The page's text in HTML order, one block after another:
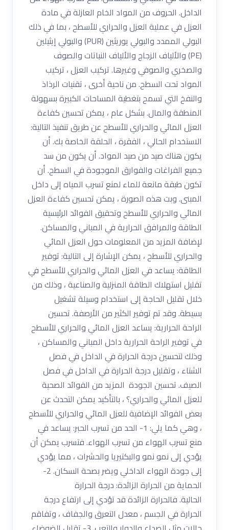
الداخل. الحروف من المواد الخام العازلة في مادة
العزل في عملية العزل والحراري للأسطح ، بما في ذلك
البولي الممدد والبولي يوريثين (PUR) والبولي إيثيلين
(PE) والألياف الزجاج والألياف النباتات والصوف
والصخري والصوفي وغيرها. تركيب العزل ، تركيب
المواد تحت السطح. من ناحية أخرى ، تقنيات الرذاذ
والنفخ التي تسمح بتغطية المساحات الكبيرة بسهولة
المنطقة والمال. بشكل عام ، يمكن تحسين كفاءة
العزل المائي والحراري للأسطح عن طريق تنفيذ التالية:
الاستخدام الحالي ، الفقرة ، الحلقة الخاصة بك. أن
يكون هناك صيد من صيد المواد. أن يكون من سد
جميع الفراغات والفوارق الموجودة في السطح. أن
تكون طبقة مانعة للماء لمنع تسرب المياه إلى داخل
المبنى. وبت هذه الصورة ، يمكن تحسين كفاءة العزل
المائي والحراري للأسطح وتحقيق الفوائد الرئيسية
الطاقة والمرافق الحرارية في المباني والمساكن.
لإضافة المزيد من المعلومات حول العزل المائي
والحراري للأسطح ، يمكن الإشارة إلى التالية: توفير
الطاقة: يساعد في العزل المائي والحراري للأسطح في
تقليل استهلاك الطاقة المنزلية والصناعية ، وذلك من
خلال تقليل الحاجة إلى استخدام وسيلة تشغيل
بسيطة. وقد تم توفير الكثير من الأرصفة. تحسين
الراحة الحرارية: يساعد العزل المائي والحراري للأسطح
في توفير الراحة الحرارية داخل المباني والمساكن ،
وذلك لتحسين درجة الحرارة في الداخل في فصل
الشتاء ، وتقليل درجة الحرارة في الداخل في فصل
الصيف. تحسين الجودة المزيد من الفوائد الصحية
للعزل المائي والحراري؟ ، بالتأكيد يمكن التحدث عن
بعض الفوائد الإضافية للعزل المائي والحراري للأسطح
، وهي كما يلي: 1- الحد من تسرب الحبر: يساعد في
منع تسرب الهواء من تسرب الهواء. فتسرب يمكن أن
يؤدي إلى نمو نمو والبكتيريا والحشرات ، مما يؤدي
إلى جودة الهواء الداخلي ويضر بصحة السكان. 2-
الحماية من الحرارة الزائدة: درجة الحرارة
الحالية. فالحرارة الزائدة قد تؤدي إلى ارتفاع درجة
الحرارة في الجسم ، معدل التعرق والجفاف ، وتفاقم